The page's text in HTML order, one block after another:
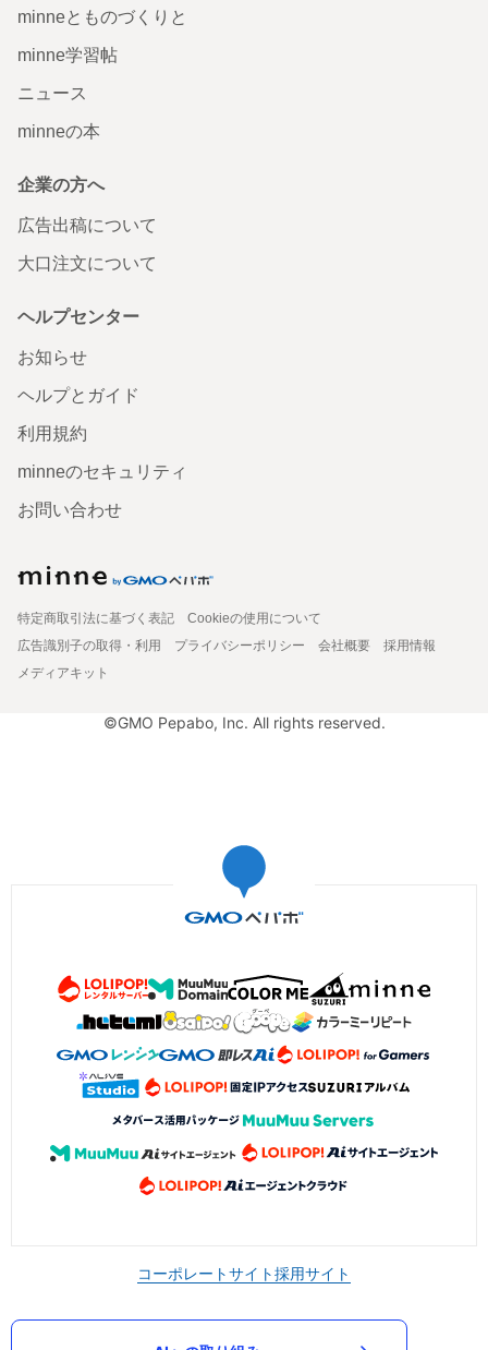
minneとものづくりと
minne学習帖
ニュース
minneの本
企業の方へ
広告出稿について
大口注文について
ヘルプセンター
お知らせ
ヘルプとガイド
利用規約
minneのセキュリティ
お問い合わせ
特定商取引法に基づく表記
Cookieの使用について
広告識別子の取得・利用
プライバシーポリシー 会社概要
採用情報
メディアキット
©GMO Pepabo, Inc. All rights reserved.
コーポレートサイト採用サイト